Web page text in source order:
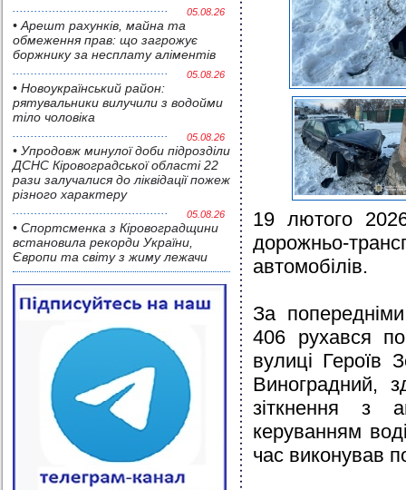
05.08.26
• Арешт рахунків, майна та
обмеження прав: що загрожує
боржнику за несплату аліментів
05.08.26
• Новоукраїнський район:
рятувальники вилучили з водойми
тіло чоловіка
05.08.26
• Упродовж минулої доби підрозділи
ДСНС Кіровоградської області 22
рази залучалися до ліквідації пожеж
різного характеру
05.08.26
• Спортсменка з Кіровоградщини
встановила рекорди України,
Європи та світу з жиму лежачи
19 лютого
дорожньо-
автомобілів.
За
406 рухався
вулиці Героїв
Виноградний,
зіткнення з
керуванням
час виконував